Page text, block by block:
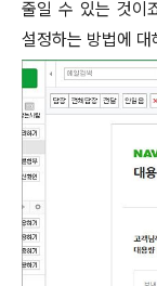
줄일 수 있는 것이
설정하는 방법에